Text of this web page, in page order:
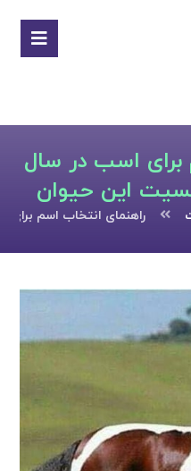
برای اسب در سال
راهنمای انتخاب اسم برای اسب در سال 2022 با